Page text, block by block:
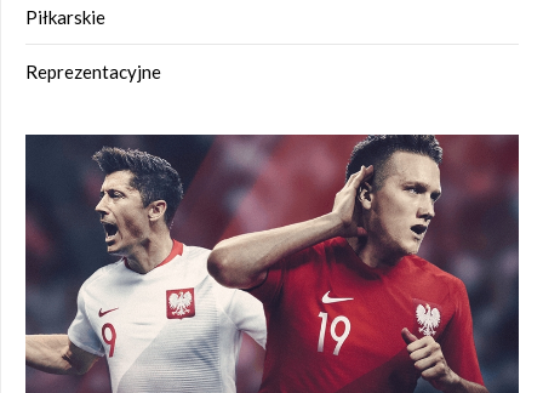
Piłkarskie
Reprezentacyjne